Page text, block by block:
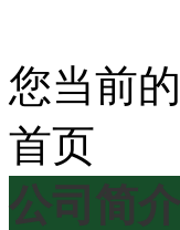
您当前
首页
公司简介